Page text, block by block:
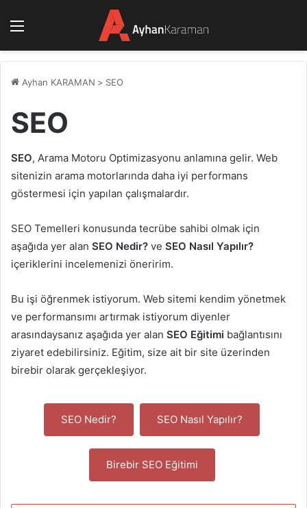
Ayhan KARAMAN > SEO
SEO
SEO, Arama Motoru Optimizasyonu anlamına gelir. Web
sitenizin arama motorlarında daha iyi performans
göstermesi için yapılan çalışmalardır.
SEO Temelleri konusunda tecrübe sahibi olmak için
aşağıda yer alan SEO Nedir? ve SEO Nasıl Yapılır?
içeriklerini incelemenizi öneririm.
Bu işi öğrenmek istiyorum. Web sitemi kendim yönetmek
ve performansımı artırmak istiyorum diyenler
arasındaysanız aşağıda yer alan SEO Eğitimi bağlantısını
ziyaret edebilirsiniz. Eğitim, size ait bir site üzerinden
birebir olarak gerçekleşiyor.
SEO Nedir? SEO Nasıl Yapılır?
Birebir SEO Eğitimi